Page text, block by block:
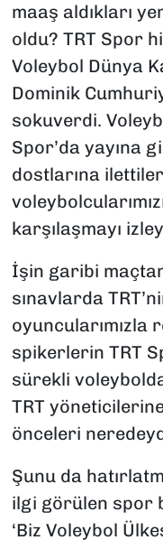
maaş aldıkları
oldu? TRT Spor
Voleybol Dünya
Dominik
sokuverdi.
Spor’da yayına
dostlarına
karşılaşmayı
İşin garibi
sınavlarda
spikerlerin TRT
sürekli
TRT
önceleri
Şunu da
ilgi görülen spor
‘Biz Voleybol